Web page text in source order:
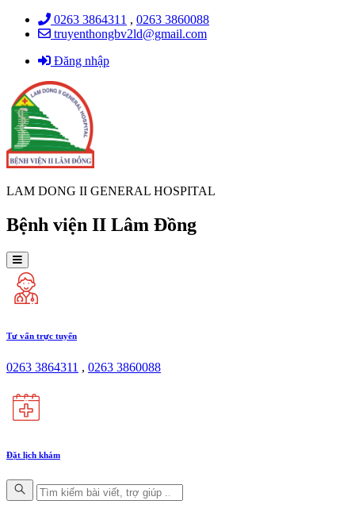
0263 3864311 , 0263 3860088
truyenthongbv2ld@gmail.com
Đăng nhập
LAM DONG II GENERAL HOSPITAL
Bệnh viện II Lâm Đồng
Tư vấn trực tuyến
0263 3864311 , 0263 3860088
Đặt lịch khám